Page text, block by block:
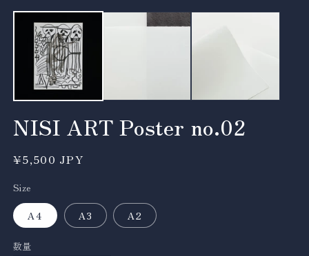
ー
ア
を
開
NISI ART Poster no.02
通
価
格
¥5,500 JPY
Size
A4 A3 A2
数
数量